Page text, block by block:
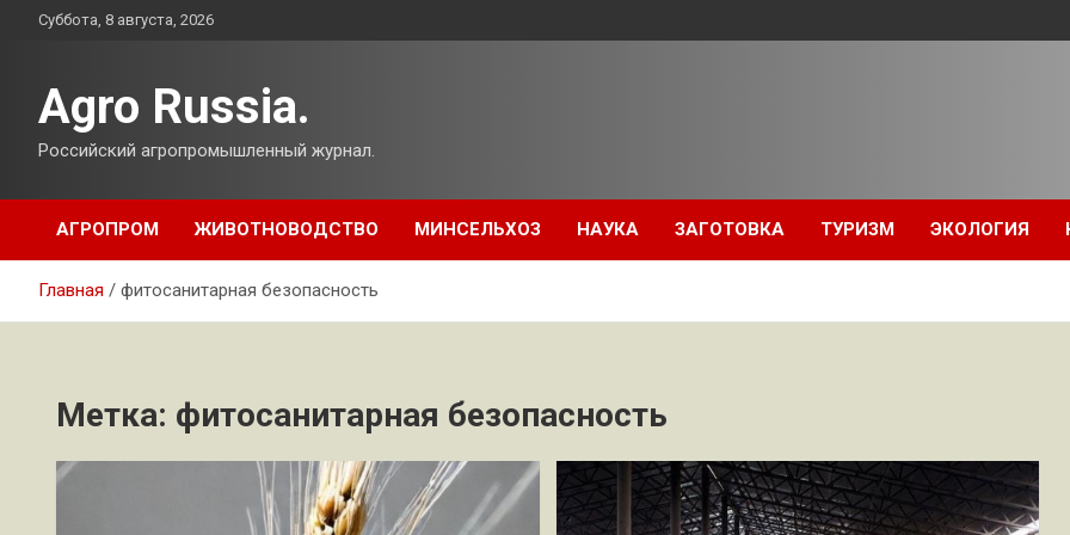
ПерейтиСуббота, 8 августа, 2026
Agro Russia.
Российский агропромышленный журнал.
АГРОПРОМ ЖИВОТНОВОДСТВО МИНСЕЛЬХОЗ НАУКА ЗАГОТОВКА ТУРИЗМ ЭКОЛОГИЯ
Главная фитосанитарная безопасность
Метка: фитосанитарная безопасность